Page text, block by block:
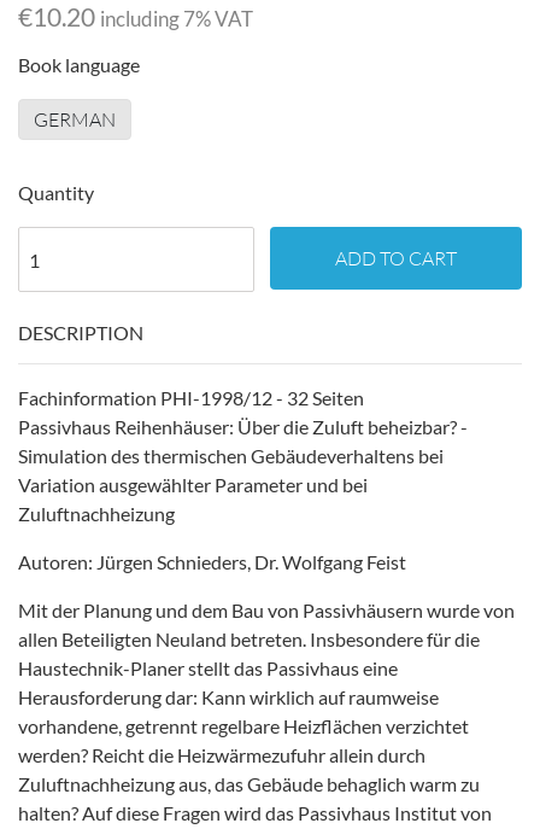
€10.20 including 7% VAT
Book language
GERMAN
Quantity
ADD TO CART
DESCRIPTION
Fachinformation PHI-1998/12 - 32 Seiten
Passivhaus Reihenhäuser: Über die Zuluft beheizbar? -
Simulation des thermischen Gebäudeverhaltens bei
Variation ausgewählter Parameter und bei
Zuluftnachheizung
Autoren: Jürgen Schnieders, Dr. Wolfgang Feist
Mit der Planung und dem Bau von Passivhäusern wurde von
allen Beteiligten Neuland betreten. Insbesondere für die
Haustechnik-Planer stellt das Passivhaus eine
Herausforderung dar: Kann wirklich auf raumweise
vorhandene, getrennt regelbare Heizflächen verzichtet
werden? Reicht die Heizwärmezufuhr allein durch
Zuluftnachheizung aus, das Gebäude behaglich warm zu
halten? Auf diese Fragen wird das Passivhaus Institut von